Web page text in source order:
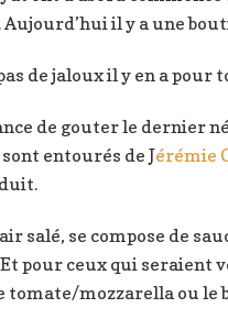
Aujourd’hui il y a une
de jaloux il y en a pour
de gouter le dernier
entourés de Jérémie
salé, se compose de
pour ceux qui seraient
tomate/mozzarella ou le